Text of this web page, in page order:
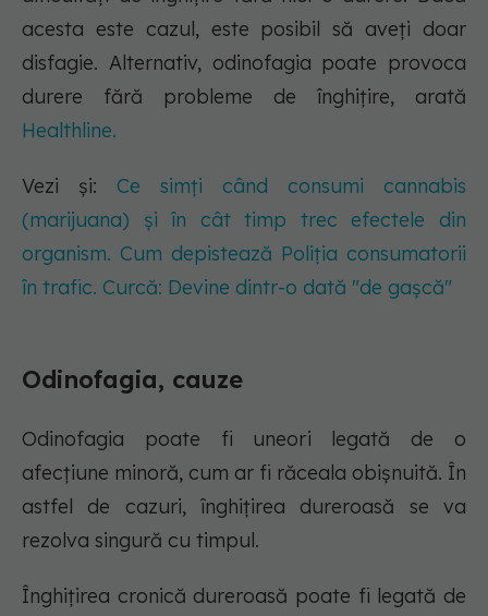
acesta este cazul, este posibil să aveți doar
disfagie. Alternativ, odinofagia poate provoca
durere fără probleme de înghițire, arată
Healthline.
Vezi și: Ce simți când consumi cannabis
(marijuana) și în cât timp trec efectele din
organism. Cum depistează Poliția consumatorii
în trafic. Curcă: Devine dintr-o dată "de gașcă"
Odinofagia, cauze
Odinofagia poate fi uneori legată de o
afecțiune minoră, cum ar fi răceala obișnuită. În
astfel de cazuri, înghițirea dureroasă se va
rezolva singură cu timpul.
Înghițirea cronică dureroasă poate fi legată de